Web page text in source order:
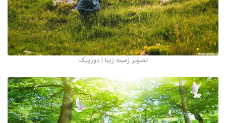
تصویر زمینه زیبا | دورپیک